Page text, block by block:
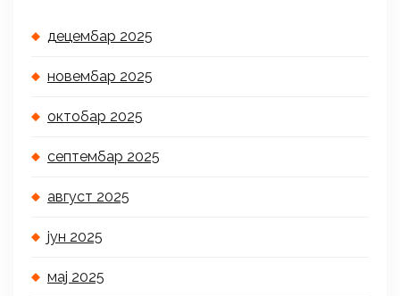
децембар 2025
новембар 2025
октобар 2025
септембар 2025
август 2025
јун 2025
мај 2025